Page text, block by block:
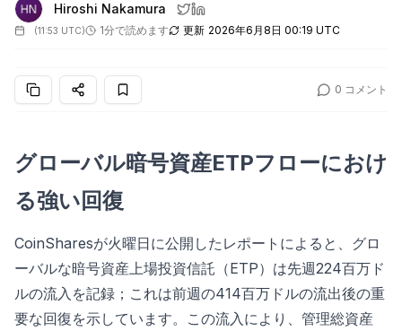
Hiroshi Nakamura
(11:53 UTC) 1分で読めます 更新 2026年6月8日 00:19 UTC
0 コメント
グローバル暗号資産ETPフローにおけ
る強い回復
CoinSharesが火曜日に公開したレポートによると、グロ
ーバルな暗号資産上場投資信託（ETP）は先週224百万ド
ルの流入を記録；これは前週の414百万ドルの流出後の重
要な回復を示しています。この流入により、管理総資産